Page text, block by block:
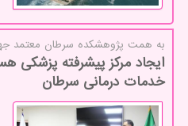
به همت پژوهشكده سرطان معتمد
ایجاد مرکز پیشرفته پزشکی
خدمات درمانی سرطان